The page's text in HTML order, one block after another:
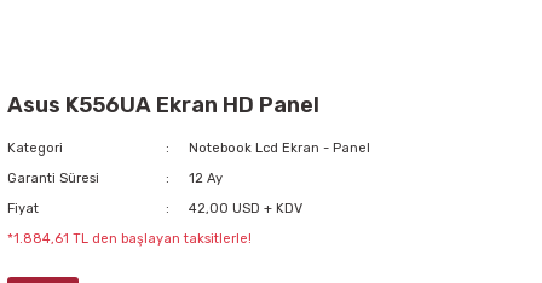
Asus K556UA Ekran HD Panel
Kategori
Notebook Lcd Ekran - Panel
Garanti Süresi
12 Ay
Fiyat
42,00 USD + KDV
*1.884,61 TL den başlayan taksitlerle!